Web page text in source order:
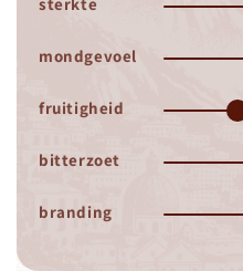
mondgevoel
fruitigheid
bitterzoet
branding